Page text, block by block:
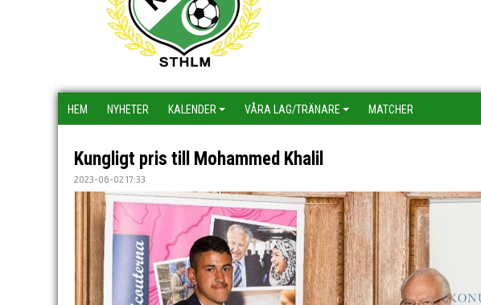
HEM NYHETER KALENDER VÅRA LAG/TRÄNARE MATCHER
Kungligt pris till Mohammed Khalil
2023-06-02 17:33